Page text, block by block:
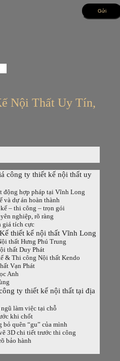
Nội Thất Uy Tín,
công ty thiết kế nội thất uy
động hợp pháp tại Vĩnh Long
và dự án hoàn thành
– thi công – trọn gói
nghiệp, rõ ràng
giá tích cực
thiết kế nội thất Vĩnh Long
thất Hưng Phú Trung
thất Duy Phát
& Thi công Nội thất Kendo
Vạn Phát
Anh
ty thiết kế nội thất tại địa
làm việc tại chỗ
khi chốt
bỏ quên “gu” của mình
3D chi tiết trước thi công
bảo hành